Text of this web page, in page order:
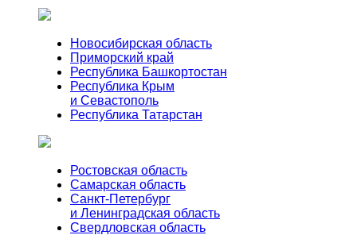
Новосибирская область
Приморский край
Республика Башкортостан
Республика Крым
и Севастополь
Республика Татарстан
Ростовская область
Самарская область
Санкт-Петербург
и Ленинградская область
Свердловская область